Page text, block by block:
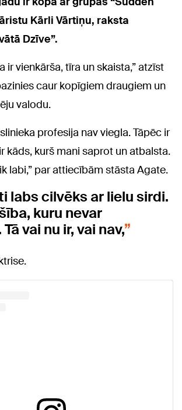
Kārli Vārtiņu, raksta
Dzīve”.
ir vienkārša, tīra un skaista,” atzīst
caur kopīgiem draugiem un
valodu.
profesija nav viegla. Tāpēc ir
kāds, kurš mani saprot un atbalsta.
labi,” par attiecībām stāsta Agate.
labs cilvēks ar lielu sirdi.
kuru nevar
vai nu ir, vai nav,